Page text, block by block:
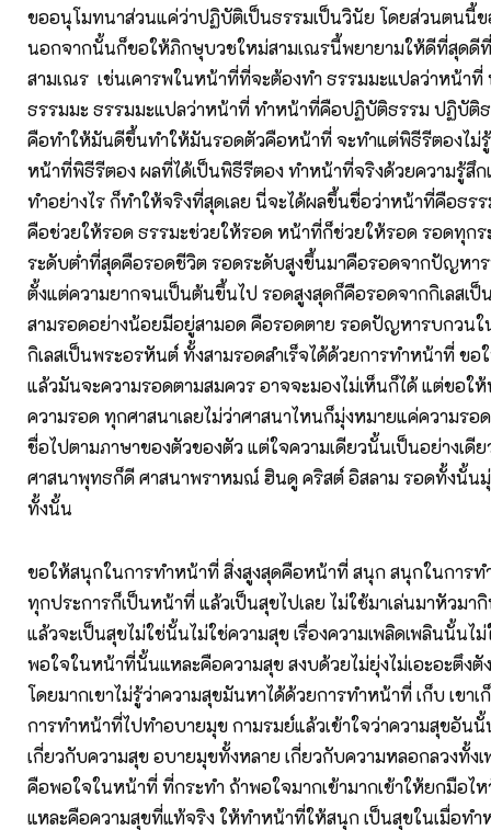
ขออนุโมทนาส่วนแค่ว่าปฏิบัติเป็นธรรมเป็นวินัย โดยส่วนตนนี้
นอกจากนั้นก็ขอให้ภิกษุบวชใหม่สามเณรนี้พยายามให้ดีที่สุดดี
สามเณร เช่นเคารพในหน้าที่ที่จะต้องทำ ธรรมมะแปลว่าหน้าที่
ธรรมมะ ธรรมมะแปลว่าหน้าที่ ทำหน้าที่คือปฏิบัติธรรม ปฏิบัติ
คือทำให้มันดีขึ้นทำให้มันรอดตัวคือหน้าที่ จะทำแต่พิธีรีตองไม่รู้
หน้าที่พิธีรีตอง ผลที่ได้เป็นพิธีรีตอง ทำหน้าที่จริงด้วยความรู้สึก
ทำอย่างไร ก็ทำให้จริงที่สุดเลย นี่จะได้ผลขึ้นชื่อว่าหน้าที่คือธร
คือช่วยให้รอด ธรรมะช่วยให้รอด หน้าที่ก็ช่วยให้รอด รอดทุกร
ระดับต่ำที่สุดคือรอดชีวิต รอดระดับสูงขึ้นมาคือรอดจากปัญหา
ตั้งแต่ความยากจนเป็นต้นขึ้นไป รอดสูงสุดก็คือรอดจากกิเลสเ
สามรอดอย่างน้อยมีอยู่สามอด คือรอดตาย รอดปัญหารบกวนใ
กิเลสเป็นพระอรหันต์ ทั้งสามรอดสำเร็จได้ด้วยการทำหน้าที่ ขอ
แล้วมันจะความรอดตามสมควร อาจจะมองไม่เห็นก็ได้ แต่ขอใ
ความรอด ทุกศาสนาเลยไม่ว่าศาสนาไหนก็มุ่งหมายแค่ความรอ
ชื่อไปตามภาษาของตัวของตัว แต่ใจความเดียวนั้นเป็นอย่างเดี
ศาสนาพุทธก็ดี ศาสนาพราหมณ์ ฮินดู คริสต์ อิสลาม รอดทั้งนั้น
ทั้งนั้น
ขอให้สนุกในการทำหน้าที่ สิ่งสูงสุดคือหน้าที่ สนุก สนุกในการ
ทุกประการก็เป็นหน้าที่ แล้วเป็นสุขไปเลย ไม่ใช้มาเล่นมาหัวมา
แล้วจะเป็นสุขไม่ใช่นั้นไม่ใช่ความสุข เรื่องความเพลิดเพลินนั้นไ
พอใจในหน้าที่นั้นแหละคือความสุข สงบด้วยไม่ยุ่งไม่เอะอะตึงตั
โดยมากเขาไม่รู้ว่าความสุขมันหาได้ด้วยการทำหน้าที่ เก็บ เขาเ
การทำหน้าที่ไปทำอบายมุข กามรมย์แล้วเข้าใจว่าความสุขอัน
เกี่ยวกับความสุข อบายมุขทั้งหลาย เกี่ยวกับความหลอกลวงทั้ง
คือพอใจในหน้าที่ ที่กระทำ ถ้าพอใจมากเข้ามากเข้าให้ยกมือไห
แหละคือความสุขที่แท้จริง ให้ทำหน้าที่ให้สนุก เป็นสุขในเมื่อทำ